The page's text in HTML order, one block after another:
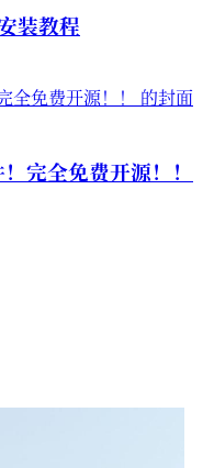
装教程
完全免费开源！！